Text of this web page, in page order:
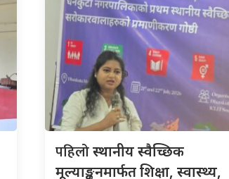
पहिलोस्थानीय स्वैच्छिक
मूल्याङ्कनमार्फत शिक्षा, स्वास्थ्य,